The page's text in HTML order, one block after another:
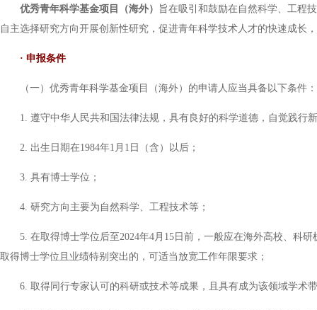
优秀青年科学基金项目（海外）
旨在吸引和鼓励在自然科学、工程
自主选择研究方向开展创新性研究，促进青年科学技术人才的快速成长
· 申报条件
（一）优秀青年科学基金项目（海外）的申请人应当具备以下条件：
1. 遵守中华人民共和国法律法规，具有良好的科学道德，自觉践行
2. 出生日期在1984年1月1日（含）以后；
3. 具有博士学位；
4. 研究方向主要为自然科学、工程技术等；
5. 在取得博士学位后至2024年4月15日前，一般应在海外高校、科
取得博士学位且业绩特别突出的，可适当放宽工作年限要求；
6. 取得同行专家认可的科研或技术等成果，且具有成为该领域学术